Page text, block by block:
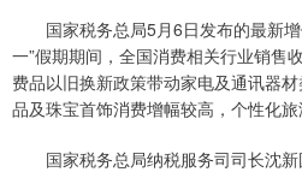
国家税务总局5月6日发布的最新增
一”假期期间，全国消费相关行业销售
费品以旧换新政策带动家电及通讯器
品及珠宝首饰消费增幅较高，个性化旅
国家税务总局纳税服务司司长沈新